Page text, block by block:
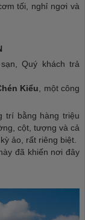
tối, nghỉ ngơi và
Quý khách trả
Kiểu , một công
trí bằng hàng triệu
cột, tượng và cả
ảo, rất riêng biệt.
đã khiến nơi đây